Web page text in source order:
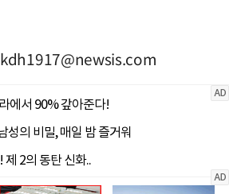
kdh1917@newsis.com